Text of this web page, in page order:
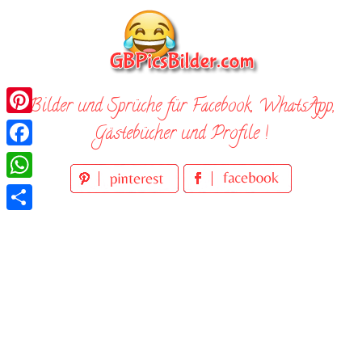
Bilder und Sprüche für Facebook, WhatsApp,
Gästebücher und Profile !
Pinterest
Facebook
WhatsApp